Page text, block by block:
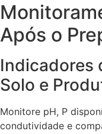
Após o
Indicadores
Solo e
Monitore pH, P
condutividade e